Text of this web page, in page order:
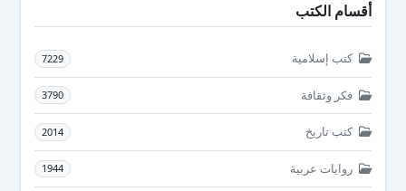
أقسام الكتب
كتب إسلامية 7229
فكر وثقافة 3790
كتب تاريخ 2014
روايات عربية 1944